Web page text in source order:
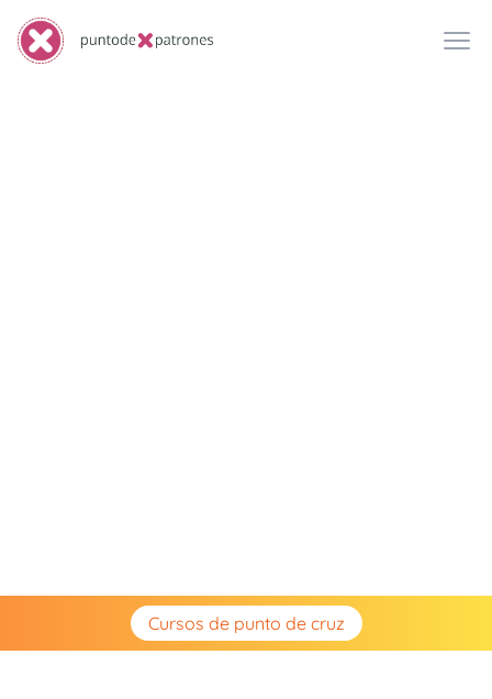
Cursos de punto de cruz